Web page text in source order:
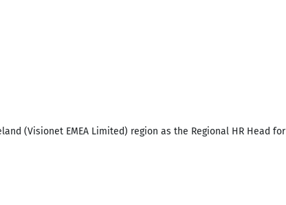
(Visionet EMEA Limited) region as the Regional HR Head for